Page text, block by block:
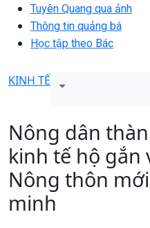
Tuyên Quang qua ảnh
Thông tin quảng bá
Học tập theo Bác
KINH TẾ
Nông dân
kinh tế hộ gắn
Nông thôn
minh